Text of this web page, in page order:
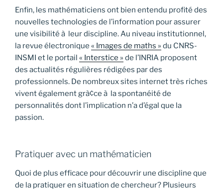
Enfin, les mathématiciens ont bien entendu profité des
nouvelles technologies de l’information pour assurer
une visibilité à leur discipline. Au niveau institutionnel,
la revue électronique « Images de maths » du CNRS-
INSMI et le portail « Interstice » de l’INRIA proposent
des actualités régulières rédigées par des
professionnels. De nombreux sites internet très riches
vivent également grà¢ce à la spontanéité de
personnalités dont l’implication n’a d’égal que la
passion.
Pratiquer avec un mathématicien
Quoi de plus efficace pour découvrir une discipline que
de la pratiquer en situation de chercheur? Plusieurs